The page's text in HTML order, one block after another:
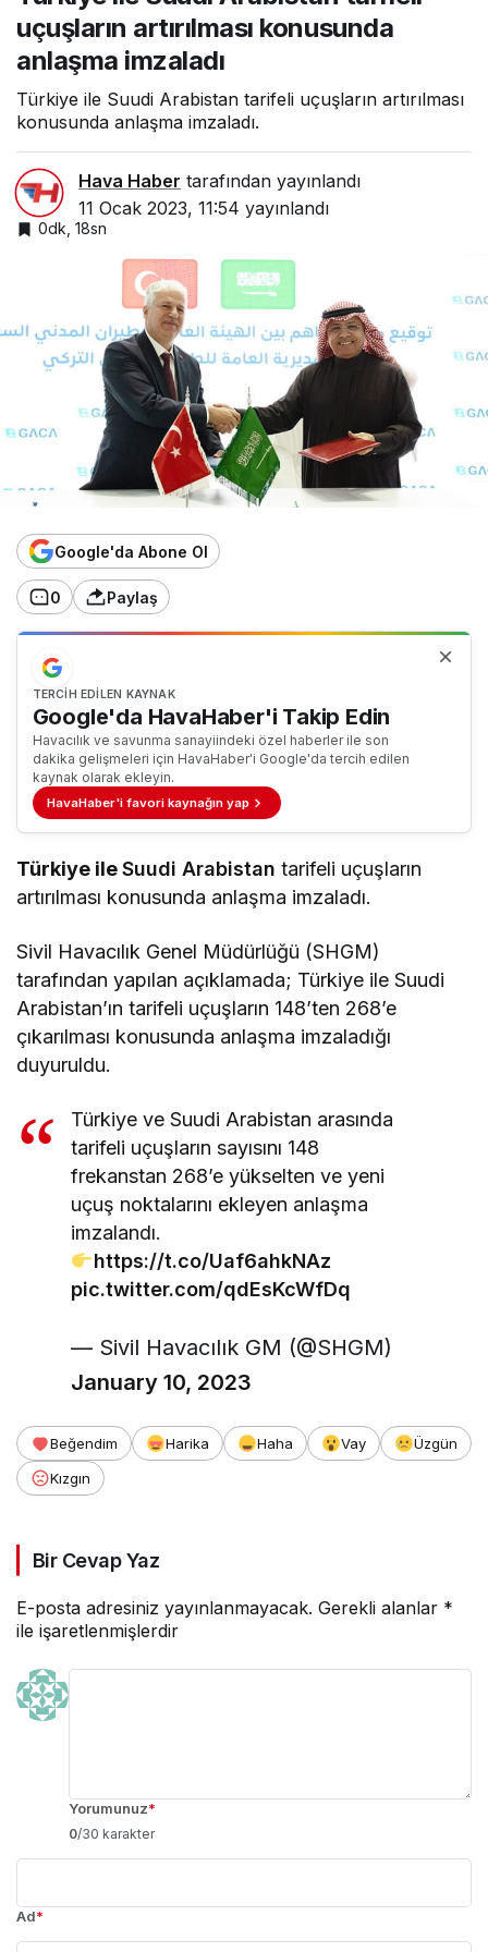
uçuşların artırılması konusunda
anlaşma imzaladı
Türkiye ile Suudi Arabistan tarifeli uçuşların artırılması
konusunda anlaşma imzaladı.
Hava Haber tarafından yayınlandı
11 Ocak 2023, 11:54 yayınlandı
0dk, 18sn
Google'da Abone Ol
0 Paylaş
TERCIH EDILEN KAYNAK
Google'da HavaHaber'i Takip Edin
Havacılık ve savunma sanayiindeki özel haberler ile son
dakika gelişmeleri için HavaHaber'i Google'da tercih edilen
kaynak olarak ekleyin.
HavaHaber'i favori kaynağın yap
Türkiye ileSuudi Arabistan tarifeli uçuşların
artırılması konusunda anlaşma imzaladı.
Sivil Havacılık Genel Müdürlüğü (SHGM)
tarafından yapılan açıklamada; Türkiye ile Suudi
Arabistan’ın tarifeli uçuşların 148’ten 268’e
çıkarılması konusunda anlaşma imzaladığı
duyuruldu.
Türkiye ve Suudi Arabistan arasında
tarifeli uçuşların sayısını 148
frekanstan 268’e yükselten ve yeni
uçuş noktalarını ekleyen anlaşma
imzalandı.
https://t.co/Uaf6ahkNAz
pic.twitter.com/qdEsKcWfDq
— Sivil Havacılık GM (@SHGM)
January 10, 2023
Beğendim Harika Haha Vay
Üzgün
Kızgın
Bir Cevap Yaz
E-posta adresiniz yayınlanmayacak. Gerekli alanlar *
ile işaretlenmişlerdir
Yorumunuz*
0/30 karakter
Ad*